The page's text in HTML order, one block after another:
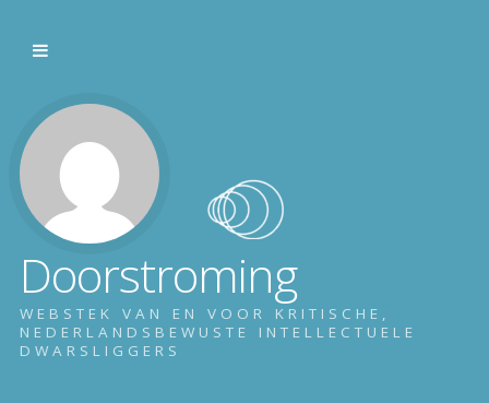
Doorstroming
WEBSTEK VAN EN VOOR KRITISCHE,
NEDERLANDSBEWUSTE INTELLECTUELE
DWARSLIGGERS